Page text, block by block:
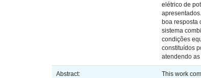
elétrico de
boa resposta
sistema
condições
constituídos
atendendo
Abstract:
This work